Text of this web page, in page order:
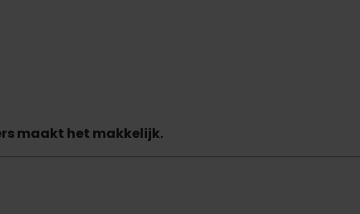
maakt het makkelijk.